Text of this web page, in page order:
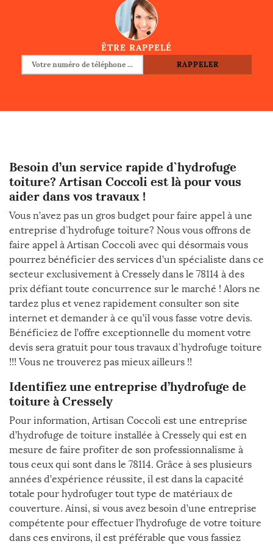
ÊTRE RAPPELÉ
Besoin d’un service rapide d`hydrofuge
toiture? Artisan Coccoli est là pour vous
aider dans vos travaux !
Vous n’avez pas un gros budget pour faire appel à une
entreprise d`hydrofuge toiture? Nous vous offrons de
faire appel à Artisan Coccoli avec qui désormais vous
pourrez bénéficier des services d’un spécialiste dans ce
secteur exclusivement à Cressely dans le 78114 à des
prix défiant toute concurrence sur le marché ! Alors ne
tardez plus et venez rapidement consulter son site
internet et demander à ce qu’il vous fasse votre devis.
Bénéficiez de l’offre exceptionnelle du moment votre
devis sera gratuit pour tous travaux d`hydrofuge toiture
!!! Vous ne trouverez pas mieux ailleurs !!
Identifiez une entreprise d’hydrofuge de
toiture à Cressely
Pour information, Artisan Coccoli est une entreprise
d’hydrofuge de toiture installée à Cressely qui est en
mesure de faire profiter de son professionnalisme à
tous ceux qui sont dans le 78114. Grâce à ses plusieurs
années d’expérience réussite, il est dans la capacité
totale pour hydrofuger tout type de matériaux de
couverture. Ainsi, si vous avez besoin d’une entreprise
compétente pour effectuer l’hydrofuge de votre toiture
dans ces environs, il est préférable que vous fassiez